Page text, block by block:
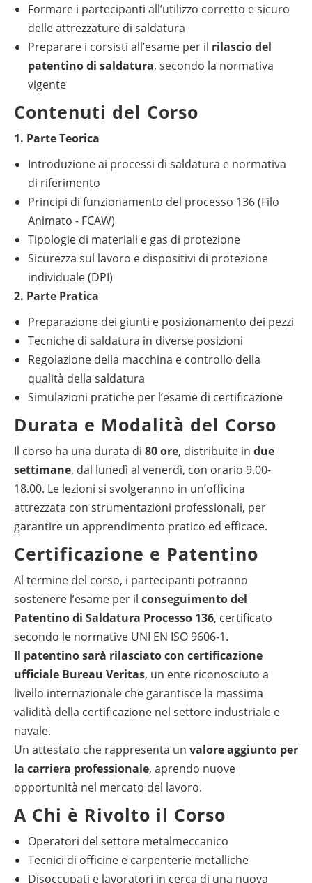
Formare i partecipanti all’utilizzo corretto e sicuro
delle attrezzature di saldatura
Preparare i corsisti all’esame per il rilascio del
patentino di saldatura, secondo la normativa
vigente
Contenuti del Corso
1. Parte Teorica
Introduzione ai processi di saldatura e normativa
di riferimento
Principi di funzionamento del processo 136 (Filo
Animato - FCAW)
Tipologie di materiali e gas di protezione
Sicurezza sul lavoro e dispositivi di protezione
individuale (DPI)
2. Parte Pratica
Preparazione dei giunti e posizionamento dei pezzi
Tecniche di saldatura in diverse posizioni
Regolazione della macchina e controllo della
qualità della saldatura
Simulazioni pratiche per l’esame di certificazione
Durata e Modalità del Corso
Il corso ha una durata di 80 ore, distribuite in due
settimane, dal lunedì al venerdì, con orario 9.00-
18.00. Le lezioni si svolgeranno in un’officina
attrezzata con strumentazioni professionali, per
garantire un apprendimento pratico ed efficace.
Certificazione e Patentino
Al termine del corso, i partecipanti potranno
sostenere l’esame per il conseguimento del
Patentino di Saldatura Processo 136, certificato
secondo le normative UNI EN ISO 9606-1.
Il patentino sarà rilasciato con certificazione
ufficiale Bureau Veritas, un ente riconosciuto a
livello internazionale che garantisce la massima
validità della certificazione nel settore industriale e
navale.
Un attestato che rappresenta un valore aggiunto per
la carriera professionale, aprendo nuove
opportunità nel mercato del lavoro.
A Chi è Rivolto il Corso
Operatori del settore metalmeccanico
Tecnici di officine e carpenterie metalliche
Disoccupati e lavoratori in cerca di una nuova